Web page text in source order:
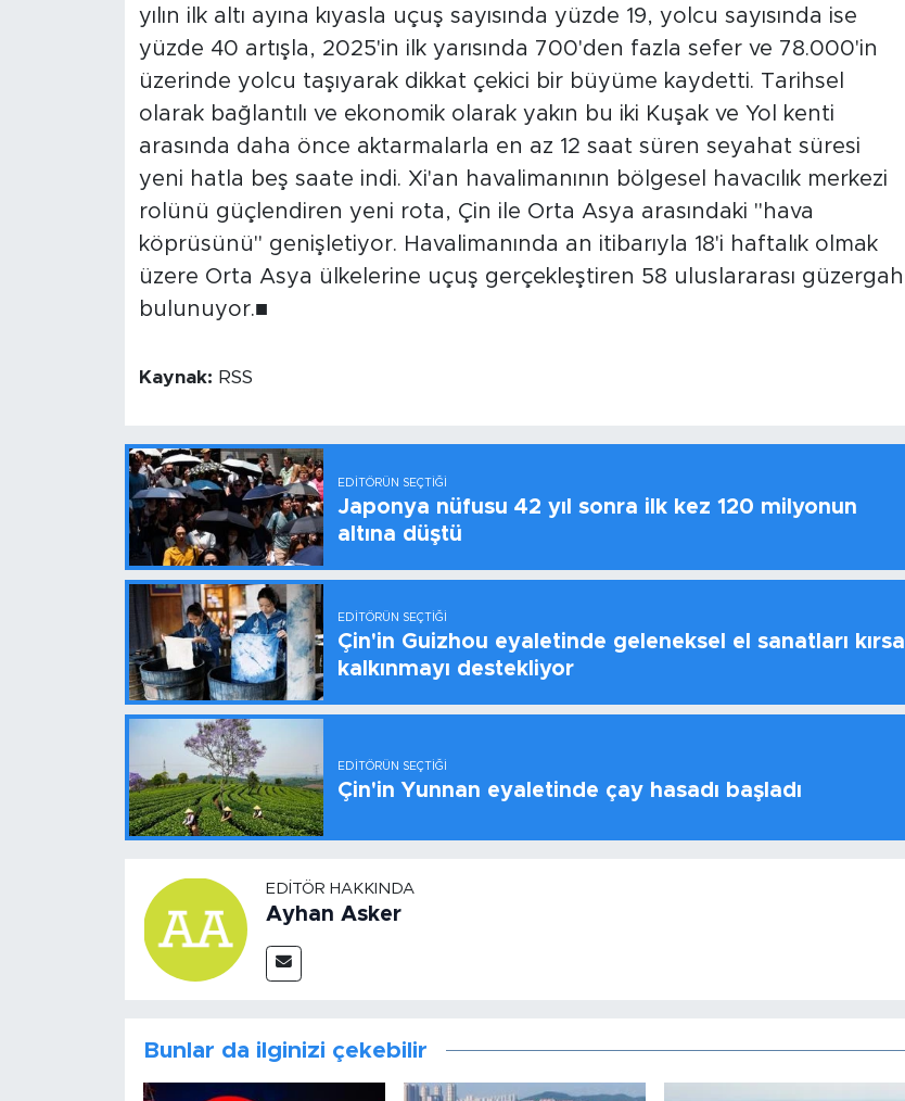
yılın ilk altı ayına kıyasla uçuş sayısında yüzde 19, yolcu sayısında ise
yüzde 40 artışla, 2025'in ilk yarısında 700'den fazla sefer ve 78.000'in
üzerinde yolcu taşıyarak dikkat çekici bir büyüme kaydetti. Tarihsel
olarak bağlantılı ve ekonomik olarak yakın bu iki Kuşak ve Yol kenti
arasında daha önce aktarmalarla en az 12 saat süren seyahat süresi
yeni hatla beş saate indi. Xi'an havalimanının bölgesel havacılık merkezi
rolünü güçlendiren yeni rota, Çin ile Orta Asya arasındaki "hava
köprüsünü" genişletiyor. Havalimanında an itibarıyla 18'i haftalık olmak
üzere Orta Asya ülkelerine uçuş gerçekleştiren 58 uluslararası güzergah
bulunuyor.■
Kaynak: RSS
EDITÖRÜN SEÇTIĞI
Japonya nüfusu 42 yıl sonra ilk kez 120 milyonun
altına düştü
EDITÖRÜN SEÇTIĞI
Çin'in Guizhou eyaletinde geleneksel el sanatları kırsal
kalkınmayı destekliyor
EDITÖRÜN SEÇTIĞI
Çin'in Yunnan eyaletinde çay hasadı başladı
EDITÖR HAKKINDA
Ayhan Asker
Bunlar da ilginizi çekebilir